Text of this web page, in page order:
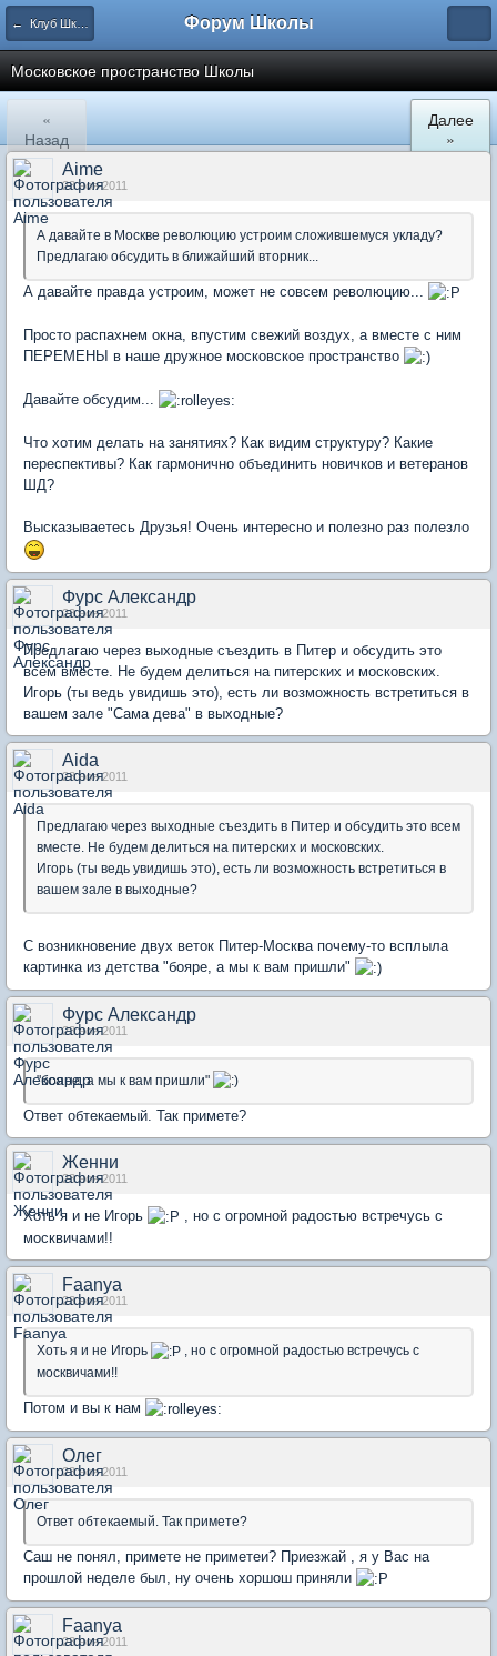
← Клуб Школы Форум Школы
Московское пространство Школы
«
Назад
Далее
»
Aime
23 ноя 2011
А давайте в Москве революцию устроим сложившемуся укладу?
Предлагаю обсудить в ближайший вторник...
А давайте правда устроим, может не совсем революцию...
Просто распахнем окна, впустим свежий воздух, а вместе с ним
ПЕРЕМЕНЫ в наше дружное московское пространство
Давайте обсудим...
Что хотим делать на занятиях? Как видим структуру? Какие
переспективы? Как гармонично объединить новичков и ветеранов
ШД?
Высказываетесь Друзья! Очень интересно и полезно раз полезло
Фурс Александр
23 ноя 2011
Предлагаю через выходные съездить в Питер и обсудить это
всем вместе. Не будем делиться на питерских и московских.
Игорь (ты ведь увидишь это), есть ли возможность встретиться в
вашем зале "Сама дева" в выходные?
Aida
23 ноя 2011
Предлагаю через выходные съездить в Питер и обсудить это всем
вместе. Не будем делиться на питерских и московских.
Игорь (ты ведь увидишь это), есть ли возможность встретиться в
вашем зале в выходные?
С возникновение двух веток Питер-Москва почему-то всплыла
картинка из детства "бояре, а мы к вам пришли"
Фурс Александр
23 ноя 2011
"бояре, а мы к вам пришли"
Ответ обтекаемый. Так примете?
Женни
23 ноя 2011
Хоть я и не Игорь
, но с огромной радостью встречусь с
москвичами!!
Faanya
23 ноя 2011
Хоть я и не Игорь
, но с огромной радостью встречусь с
москвичами!!
Потом и вы к нам
Олег
23 ноя 2011
Ответ обтекаемый. Так примете?
Саш не понял, примете не приметеи? Приезжай , я у Вас на
прошлой неделе был, ну очень хоршош приняли
Faanya
23 ноя 2011